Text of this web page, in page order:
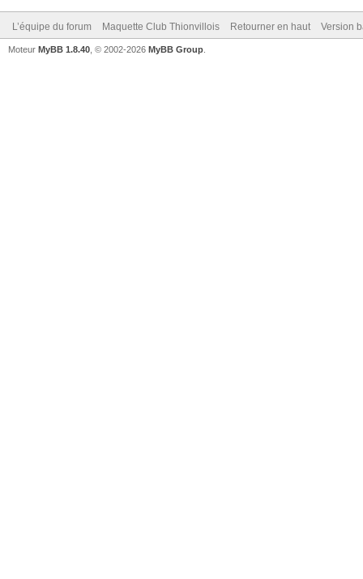
L’équipe du forum Maquette Club Thionvillois Retourner en haut Version
Moteur MyBB 1.8.40 , © 2002-2026 MyBB Group